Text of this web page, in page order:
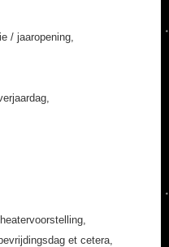
/ jaaropening,
et cetera,